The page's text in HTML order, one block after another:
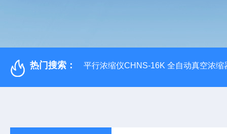
热门搜索： 平行浓缩仪CHNS-16K 全自动真空浓缩